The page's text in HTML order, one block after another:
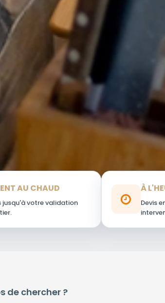
AU CHAUD
jusqu'à votre validation
À
Devis
de chercher ?